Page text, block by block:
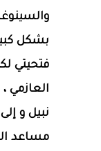
بشكل
فتحيتي
نبيل و
مساعد